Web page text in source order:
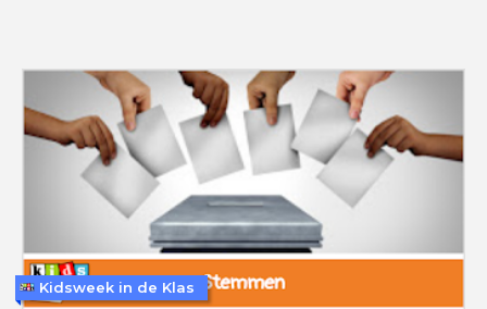
Kidsweek in de Klas